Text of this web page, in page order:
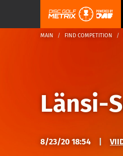
MAIN FIND COMPETITION
Länsi-
8/23/20 18:54